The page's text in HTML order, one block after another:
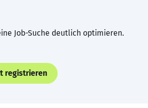
Job-Suche deutlich optimieren.
registrieren